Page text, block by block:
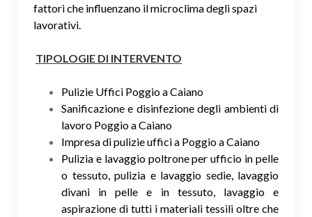
fattori che influenzano il microclima degli spazi
lavorativi.
TIPOLOGIE DI INTERVENTO
Pulizie Uffici Poggio a Caiano
Sanificazione e disinfezione degli ambienti di
lavoro Poggio a Caiano
Impresa di pulizie uffici a Poggio a Caiano
Pulizia e lavaggio poltrone per ufficio in pelle
o tessuto, pulizia e lavaggio sedie, lavaggio
divani in pelle e in tessuto, lavaggio e
aspirazione di tutti i materiali tessili oltre che